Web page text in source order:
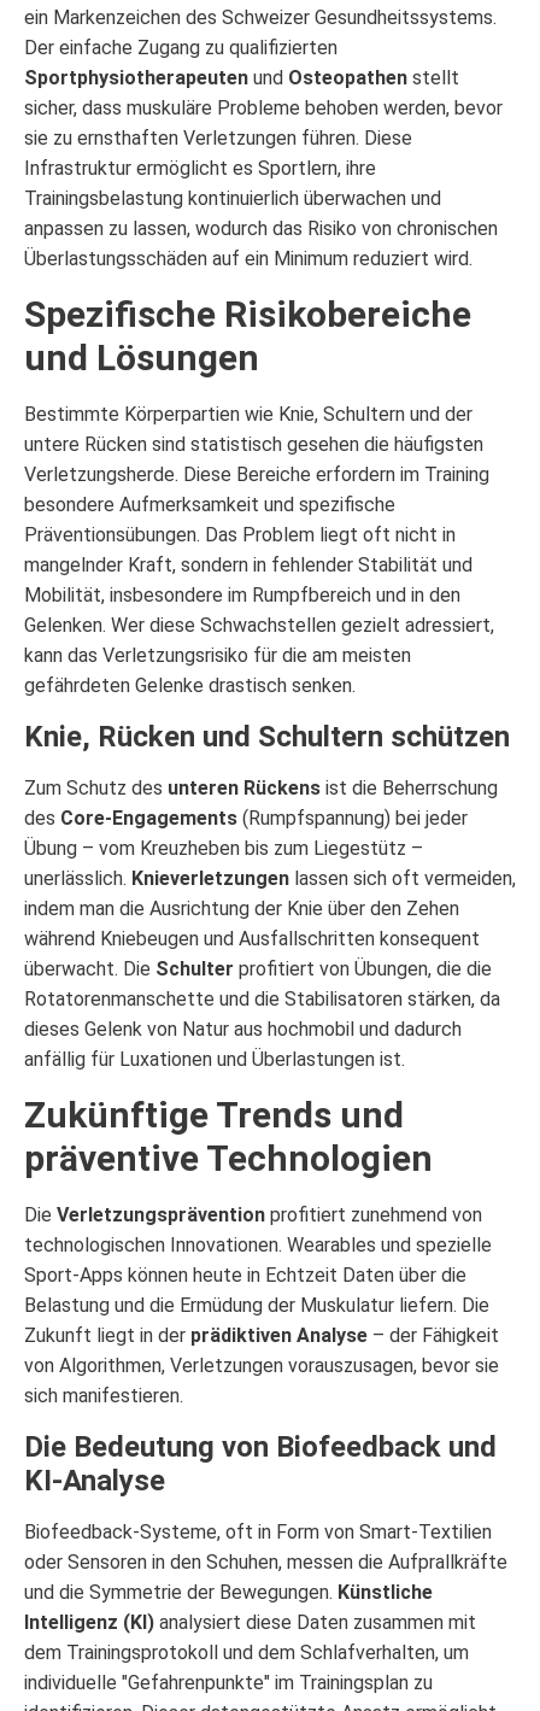
ein Markenzeichen des Schweizer Gesundheitssystems.
Der einfache Zugang zu qualifizierten
Sportphysiotherapeuten und Osteopathen stellt
sicher, dass muskuläre Probleme behoben werden, bevor
sie zu ernsthaften Verletzungen führen. Diese
Infrastruktur ermöglicht es Sportlern, ihre
Trainingsbelastung kontinuierlich überwachen und
anpassen zu lassen, wodurch das Risiko von chronischen
Überlastungsschäden auf ein Minimum reduziert wird.
Spezifische Risikobereiche
und Lösungen
Bestimmte Körperpartien wie Knie, Schultern und der
untere Rücken sind statistisch gesehen die häufigsten
Verletzungsherde. Diese Bereiche erfordern im Training
besondere Aufmerksamkeit und spezifische
Präventionsübungen. Das Problem liegt oft nicht in
mangelnder Kraft, sondern in fehlender Stabilität und
Mobilität, insbesondere im Rumpfbereich und in den
Gelenken. Wer diese Schwachstellen gezielt adressiert,
kann das Verletzungsrisiko für die am meisten
gefährdeten Gelenke drastisch senken.
Knie, Rücken und Schultern schützen
Zum Schutz des unteren Rückens ist die Beherrschung
des Core-Engagements (Rumpfspannung) bei jeder
Übung – vom Kreuzheben bis zum Liegestütz –
unerlässlich. Knieverletzungen lassen sich oft vermeiden,
indem man die Ausrichtung der Knie über den Zehen
während Kniebeugen und Ausfallschritten konsequent
überwacht. Die Schulter profitiert von Übungen, die die
Rotatorenmanschette und die Stabilisatoren stärken, da
dieses Gelenk von Natur aus hochmobil und dadurch
anfällig für Luxationen und Überlastungen ist.
Zukünftige Trends und
präventive Technologien
Die Verletzungsprävention profitiert zunehmend von
technologischen Innovationen. Wearables und spezielle
Sport-Apps können heute in Echtzeit Daten über die
Belastung und die Ermüdung der Muskulatur liefern. Die
Zukunft liegt in der prädiktiven Analyse – der Fähigkeit
von Algorithmen, Verletzungen vorauszusagen, bevor sie
sich manifestieren.
Die Bedeutung von Biofeedback und
KI-Analyse
Biofeedback-Systeme, oft in Form von Smart-Textilien
oder Sensoren in den Schuhen, messen die Aufprallkräfte
und die Symmetrie der Bewegungen. Künstliche
Intelligenz (KI) analysiert diese Daten zusammen mit
dem Trainingsprotokoll und dem Schlafverhalten, um
individuelle "Gefahrenpunkte" im Trainingsplan zu